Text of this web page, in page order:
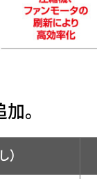
。
）